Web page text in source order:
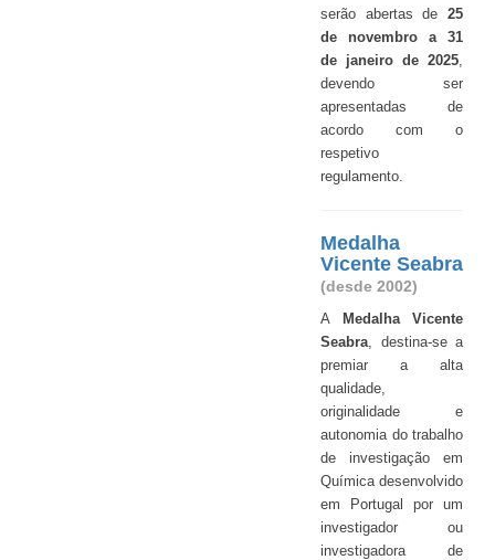
serão abertas de 25
de novembro a 31
de janeiro de 2025
devendo ser
apresentadas de
acordo com o
respetivo
regulamento.
Medalha
Vicente Seabra
(desde 2002)
A Medalha Vicente
Seabra , destina-se a
premiar a alta
qualidade,
originalidade e
autonomia do trabalho
de investigação em
Química desenvolvido
em Portugal por um
investigador ou
investigadora de